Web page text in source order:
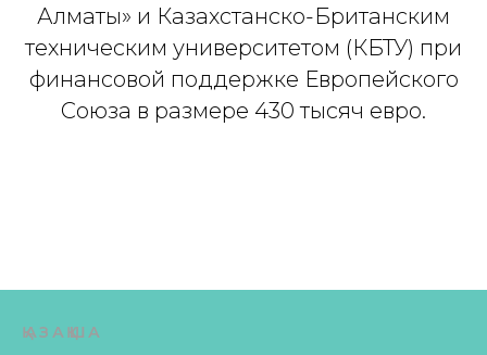
Алматы» и Казахстанско-Британским
техническим университетом (КБТУ) при
финансовой поддержке Европейского
Союза в размере 430 тысяч евро.
ҚАЗАҚША